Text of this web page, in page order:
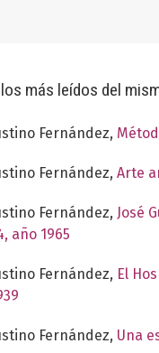
más leídos del
Fernández,
Fernández, Arte
Fernández, José
año 1965
Fernández, El
Fernández, Una